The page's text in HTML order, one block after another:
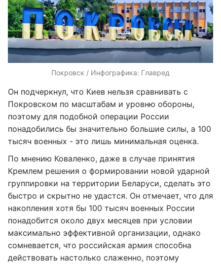
Покровск / Инфографика: Главред
Он подчеркнул, что Киев нельзя сравнивать с
Покровском по масштабам и уровню обороны,
поэтому для подобной операции России
понадобились бы значительно большие силы, а 100
тысяч военных - это лишь минимальная оценка.
По мнению Коваленко, даже в случае принятия
Кремлем решения о формировании новой ударной
группировки на территории Беларуси, сделать это
быстро и скрытно не удастся. Он отмечает, что для
накопления хотя бы 100 тысяч военных России
понадобится около двух месяцев при условии
максимально эффективной организации, однако
сомневается, что российская армия способна
действовать настолько слаженно, поэтому